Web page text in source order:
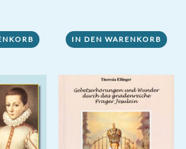
IN DEN WARENKORB